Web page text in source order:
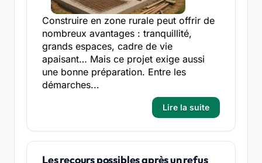
Construire en zone rurale peut offrir de
nombreux avantages : tranquillité,
grands espaces, cadre de vie
apaisant… Mais ce projet exige aussi
une bonne préparation. Entre les
démarches...
Lire la suite
Les recours possibles après un refus